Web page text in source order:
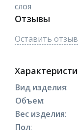
слоя
Отзывы
Оставить отзыв
Вид изделия:
Объем:
Вес изделия:
Пол: